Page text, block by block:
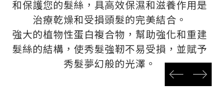
和保護您的髮絲，具高效保濕和滋養作用是
治療乾燥和受損頭髮的完美結合。
強大的植物性蛋白複合物，幫助強化和重建
髮絲的結構，使秀髮強靭不易受損，並賦予
秀髮夢幻般的光澤。
prev next